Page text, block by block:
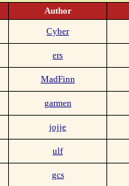
Author
Cyber
ers
MadFinn
garmen
jojje
ulf
gcs